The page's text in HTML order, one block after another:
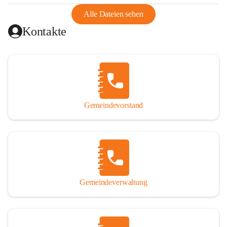
Aus diesem Grund war die Bevölkerung dazu gezwungen,
Schmuggel zu betreiben. Es kam oft zu nächtlichen
Überfällen und Schießereien. Erst mit dem Anschluss des
wirtschaftlich ging es bergauf. Dieser Aufschwung endete
1926. Es folgten Arbeitslosigkeit, Preissteigerung und
Unanbringlichkeit von Produkten. Daher wurde der
Anschluss an das Deutsche Reich begrüßt. Als der Zweite
Weltkrieg ausbrach, schwang die Stimmung um. Es starben
26 Männer an der Front, weitere 16 werden vermisst.
Von 1971 bis 1991 gehörte Wörterberg zur Gemeinde
Ollersdorf. Durch den Einsatz von mehreren Ortsansässigen
wurde Wörterberg 1991 wieder eine eigenständige
Die Gemeinde liegt im Südburgenland im Nordwesten des
Alle Dateien sehen
Kontakte
Gemeindevorstand
Gemeindeverwaltung